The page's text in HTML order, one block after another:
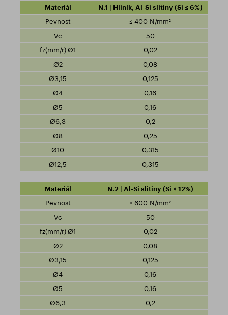
N.1 | Hliník, Al-Si slitiny (Si ≤ 6%)
≤ 400 N/mm²
50
0,02
0,08
0,125
0,16
0,16
0,2
0,25
0,315
0,315
N.2 | Al-Si slitiny (Si ≤ 12%)
≤ 600 N/mm²
50
0,02
0,08
0,125
0,16
0,16
0,2